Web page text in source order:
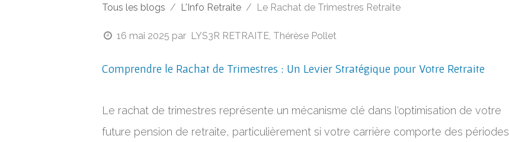
Tous les blogs L'Info Retraite Le Rachat de Trimestres Retraite
16 mai 2025 par LYS3R RETRAITE, Thérèse Pollet
Comprendre le Rachat de Trimestres : Un Levier Stratégique pour Votre Retraite
Le rachat de trimestres représente un mécanisme clé dans l'optimisation de votre
future pension de retraite, particulièrement si votre carrière comporte des périodes